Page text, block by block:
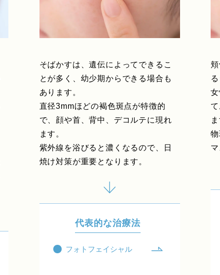
そばかすは、遺伝によってできるこ
とが多く、幼少期からできる場合も
あります。
直径3mmほどの褐色斑点が特徴的
で、顔や首、背中、デコルテに現れ
ます。
紫外線を浴びると濃くなるので、日
焼け対策が重要となります。
代表的な治療法
フォトフェイシャル